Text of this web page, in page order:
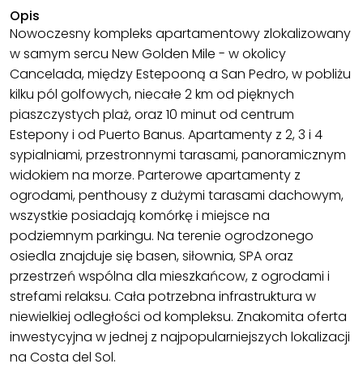
Opis
Nowoczesny kompleks apartamentowy zlokalizowany
w samym sercu New Golden Mile - w okolicy
Cancelada, między Estepooną a San Pedro, w pobliżu
kilku pól golfowych, niecałe 2 km od pięknych
piaszczystych plaż, oraz 10 minut od centrum
Estepony i od Puerto Banus. Apartamenty z 2, 3 i 4
sypialniami, przestronnymi tarasami, panoramicznym
widokiem na morze. Parterowe apartamenty z
ogrodami, penthousy z dużymi tarasami dachowym,
wszystkie posiadają komórkę i miejsce na
podziemnym parkingu. Na terenie ogrodzonego
osiedla znajduje się basen, siłownia, SPA oraz
przestrzeń wspólna dla mieszkańcow, z ogrodami i
strefami relaksu. Cała potrzebna infrastruktura w
niewielkiej odległości od kompleksu. Znakomita oferta
inwestycyjna w jednej z najpopularniejszych lokalizacji
na Costa del Sol.